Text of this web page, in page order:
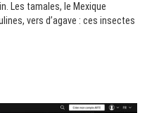
Les tamales, le Mexique
vers d’agave : ces insectes